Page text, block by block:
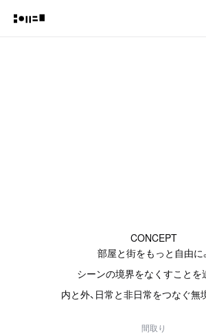
CONCEPT
部屋と街をもっと自由に。
シーンの境界をなくすことを
内と外、日常と非日常をつなぐ無
間取り